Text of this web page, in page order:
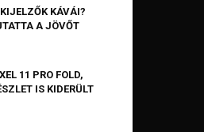
KÁVÁI?
A JÖVŐT
11 PRO FOLD,
IS KIDERÜLT